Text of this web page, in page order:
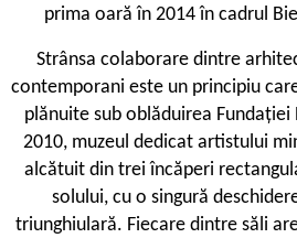
prima oară în 2014 în cadrul
Strânsa colaborare dintre
contemporani este un principiu
plănuite sub oblăduirea
2010, muzeul dedicat artistului
alcătuit din trei încăperi
solului, cu o singură
triunghiulară. Fiecare dintre săli